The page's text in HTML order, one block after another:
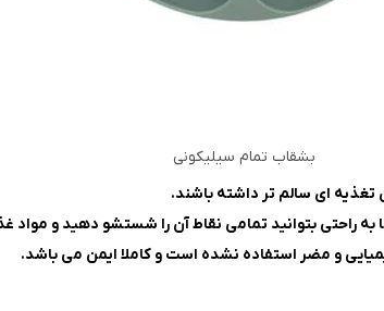
بشقاب تمام سیلیکونی
تغذیه ای سالم تر داشته باشند.
بتوانید تمامی نقاط آن را شستشو دهید و مواد
و مضر استفاده نشده است و کاملا ایمن می باشد.